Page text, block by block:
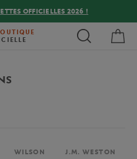
OFFICIELLES 2026 !
WILSON J.M. WESTON